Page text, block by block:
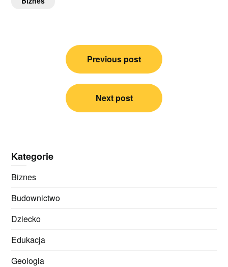
Nawigacja
Previous post
Next post
Kategorie
Biznes
Budownictwo
Dziecko
Edukacja
Geologia